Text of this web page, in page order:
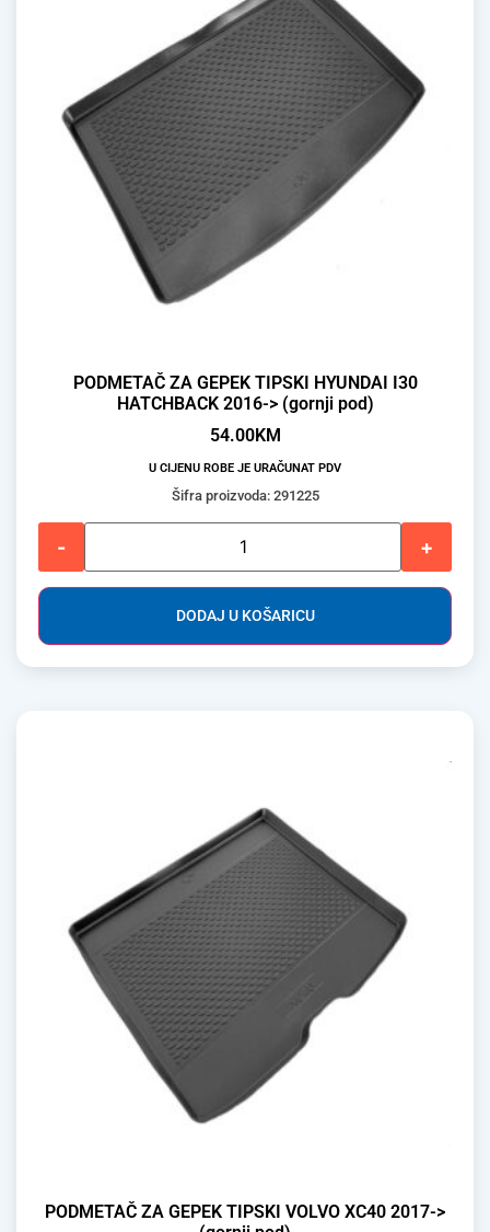
PODMETAČ ZA GEPEK TIPSKI HYUNDAI I30
HATCHBACK 2016-> (gornji pod)
54.00KM
U CIJENU ROBE JE URAČUNAT PDV
Šifra proizvoda: 291225
- +
DODAJ U KOŠARICU
PODMETAČ ZA GEPEK TIPSKI VOLVO XC40 2017->